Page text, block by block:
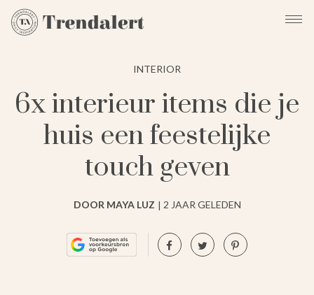
INTERIOR
6x interieur items die je
huis een feestelijke
touch geven
DOOR MAYA LUZ 2 JAAR GELEDEN